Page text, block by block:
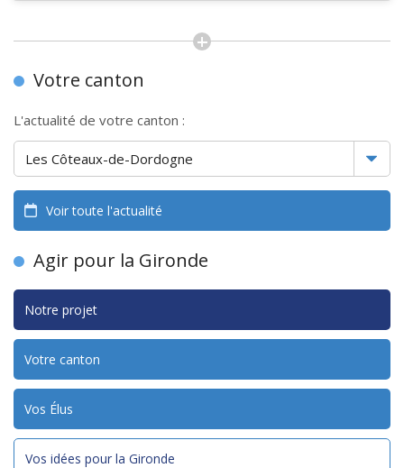
Votre canton
L'actualité de votre canton :
Voir toute l'actualité
Agir pour la Gironde
Notre projet
Votre canton
Vos Élus
Vos idées pour la Gironde